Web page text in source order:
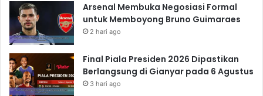
Arsenal Membuka Negosiasi Formal
untuk Memboyong Bruno Guimaraes
2 hari ago
Final Piala Presiden 2026 Dipastikan
Berlangsung di Gianyar pada 6 Agustus
3 hari ago